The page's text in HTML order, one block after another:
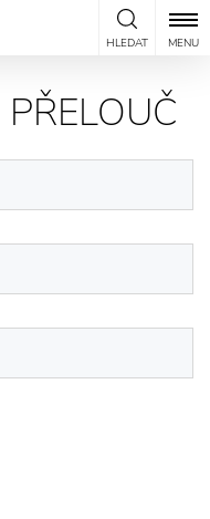
HLEDAT MENU
PŘELOUČ